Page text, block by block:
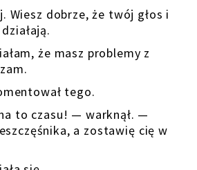
Wiesz dobrze, że twój głos i
że masz problemy z
tego.
to czasu! — warknął. —
a zostawię cię w